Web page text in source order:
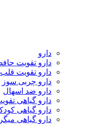
دارو
دارو تقویت
دارو تقویت قلب
دارو چربی سوز
دارو ضد اسهال
دارو گیاهی
دارو گیاهی
دارو گیاهی